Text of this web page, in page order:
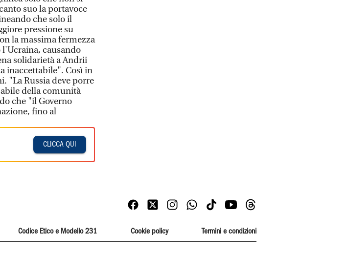
suo la portavoce
che solo il
pressione su
la massima fermezza
causando
solidarietà a Andrii
inaccettabile". Così in
"La Russia deve porre
della comunità
che "il Governo
fino al
CLICCA QUI
Codice Etico e Modello 231 Cookie policy Termini e condizioni